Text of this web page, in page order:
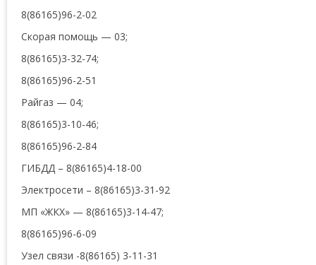
8(86165)96-2-02
Скорая помощь — 03;
8(86165)3-32-74;
8(86165)96-2-51
Райгаз — 04;
8(86165)3-10-46;
8(86165)96-2-84
ГИБДД – 8(86165)4-18-00
Электросети – 8(86165)3-31-92
МП «ЖКХ» — 8(86165)3-14-47;
8(86165)96-6-09
Узел связи -8(86165) 3-11-31